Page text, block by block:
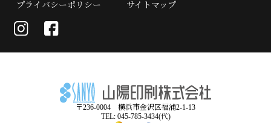
プライバシーポリシー サイトマップ
〒236-0004 横浜市金沢区福浦2-1-13
TEL: 045-785-3434(代)